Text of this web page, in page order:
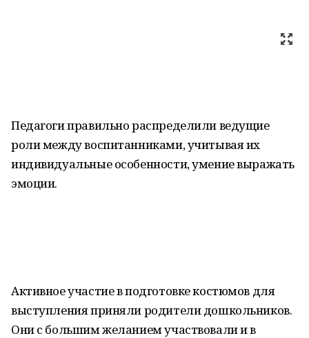
Педагоги правильно распределили ведущие
роли между воспитанниками, учитывая их
индивидуальные особенности, умение выражать
эмоции.
Активное участие в подготовке костюмов для
выступления приняли родители дошкольников.
Они с большим желанием участвовали и в